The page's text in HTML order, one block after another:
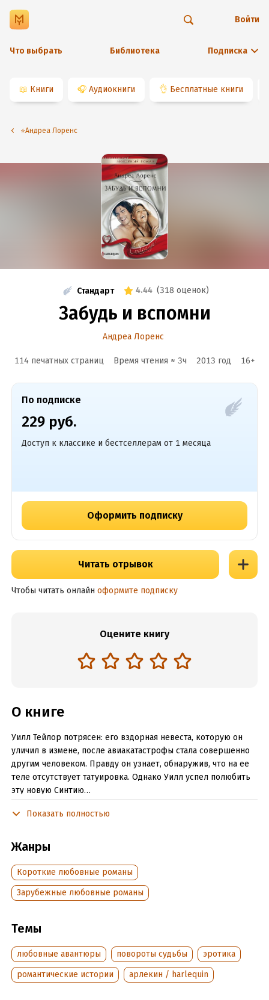
Что выбрать Библиотека Подписка
Войти
📖 Книги 🎧 Аудиокниги 👌 Бесплатные книги
⭐️Андреа Лоренс
Стандарт 4.44 (318 оценок)
Забудь и вспомни
Андреа Лоренс
114 печатных страниц Время чтения ≈ 3ч 2013 год 16+
По подписке
229 руб.
Доступ к классике и бестселлерам от 1 месяца
Оформить подписку
Читать отрывок
Чтобы читать онлайн оформите подписку
Оцените книгу
О книге
Уилл Тейлор потрясен: его вздорная невеста, которую он
уличил в измене, после авиакатастрофы стала совершенно
другим человеком. Правду он узнает, обнаружив, что на ее
теле отсутствует татуировка. Однако Уилл успел полюбить
эту новую Синтию…
Дата написания:
Объем:206742
Год издания:2013
Дата поступления:2 марта 2018
Переводчик:
Показать полностью
Жанры
Короткие любовные романы
Зарубежные любовные романы
Темы
любовные авантюры повороты судьбы
эротика
романтические истории
арлекин / harlequin